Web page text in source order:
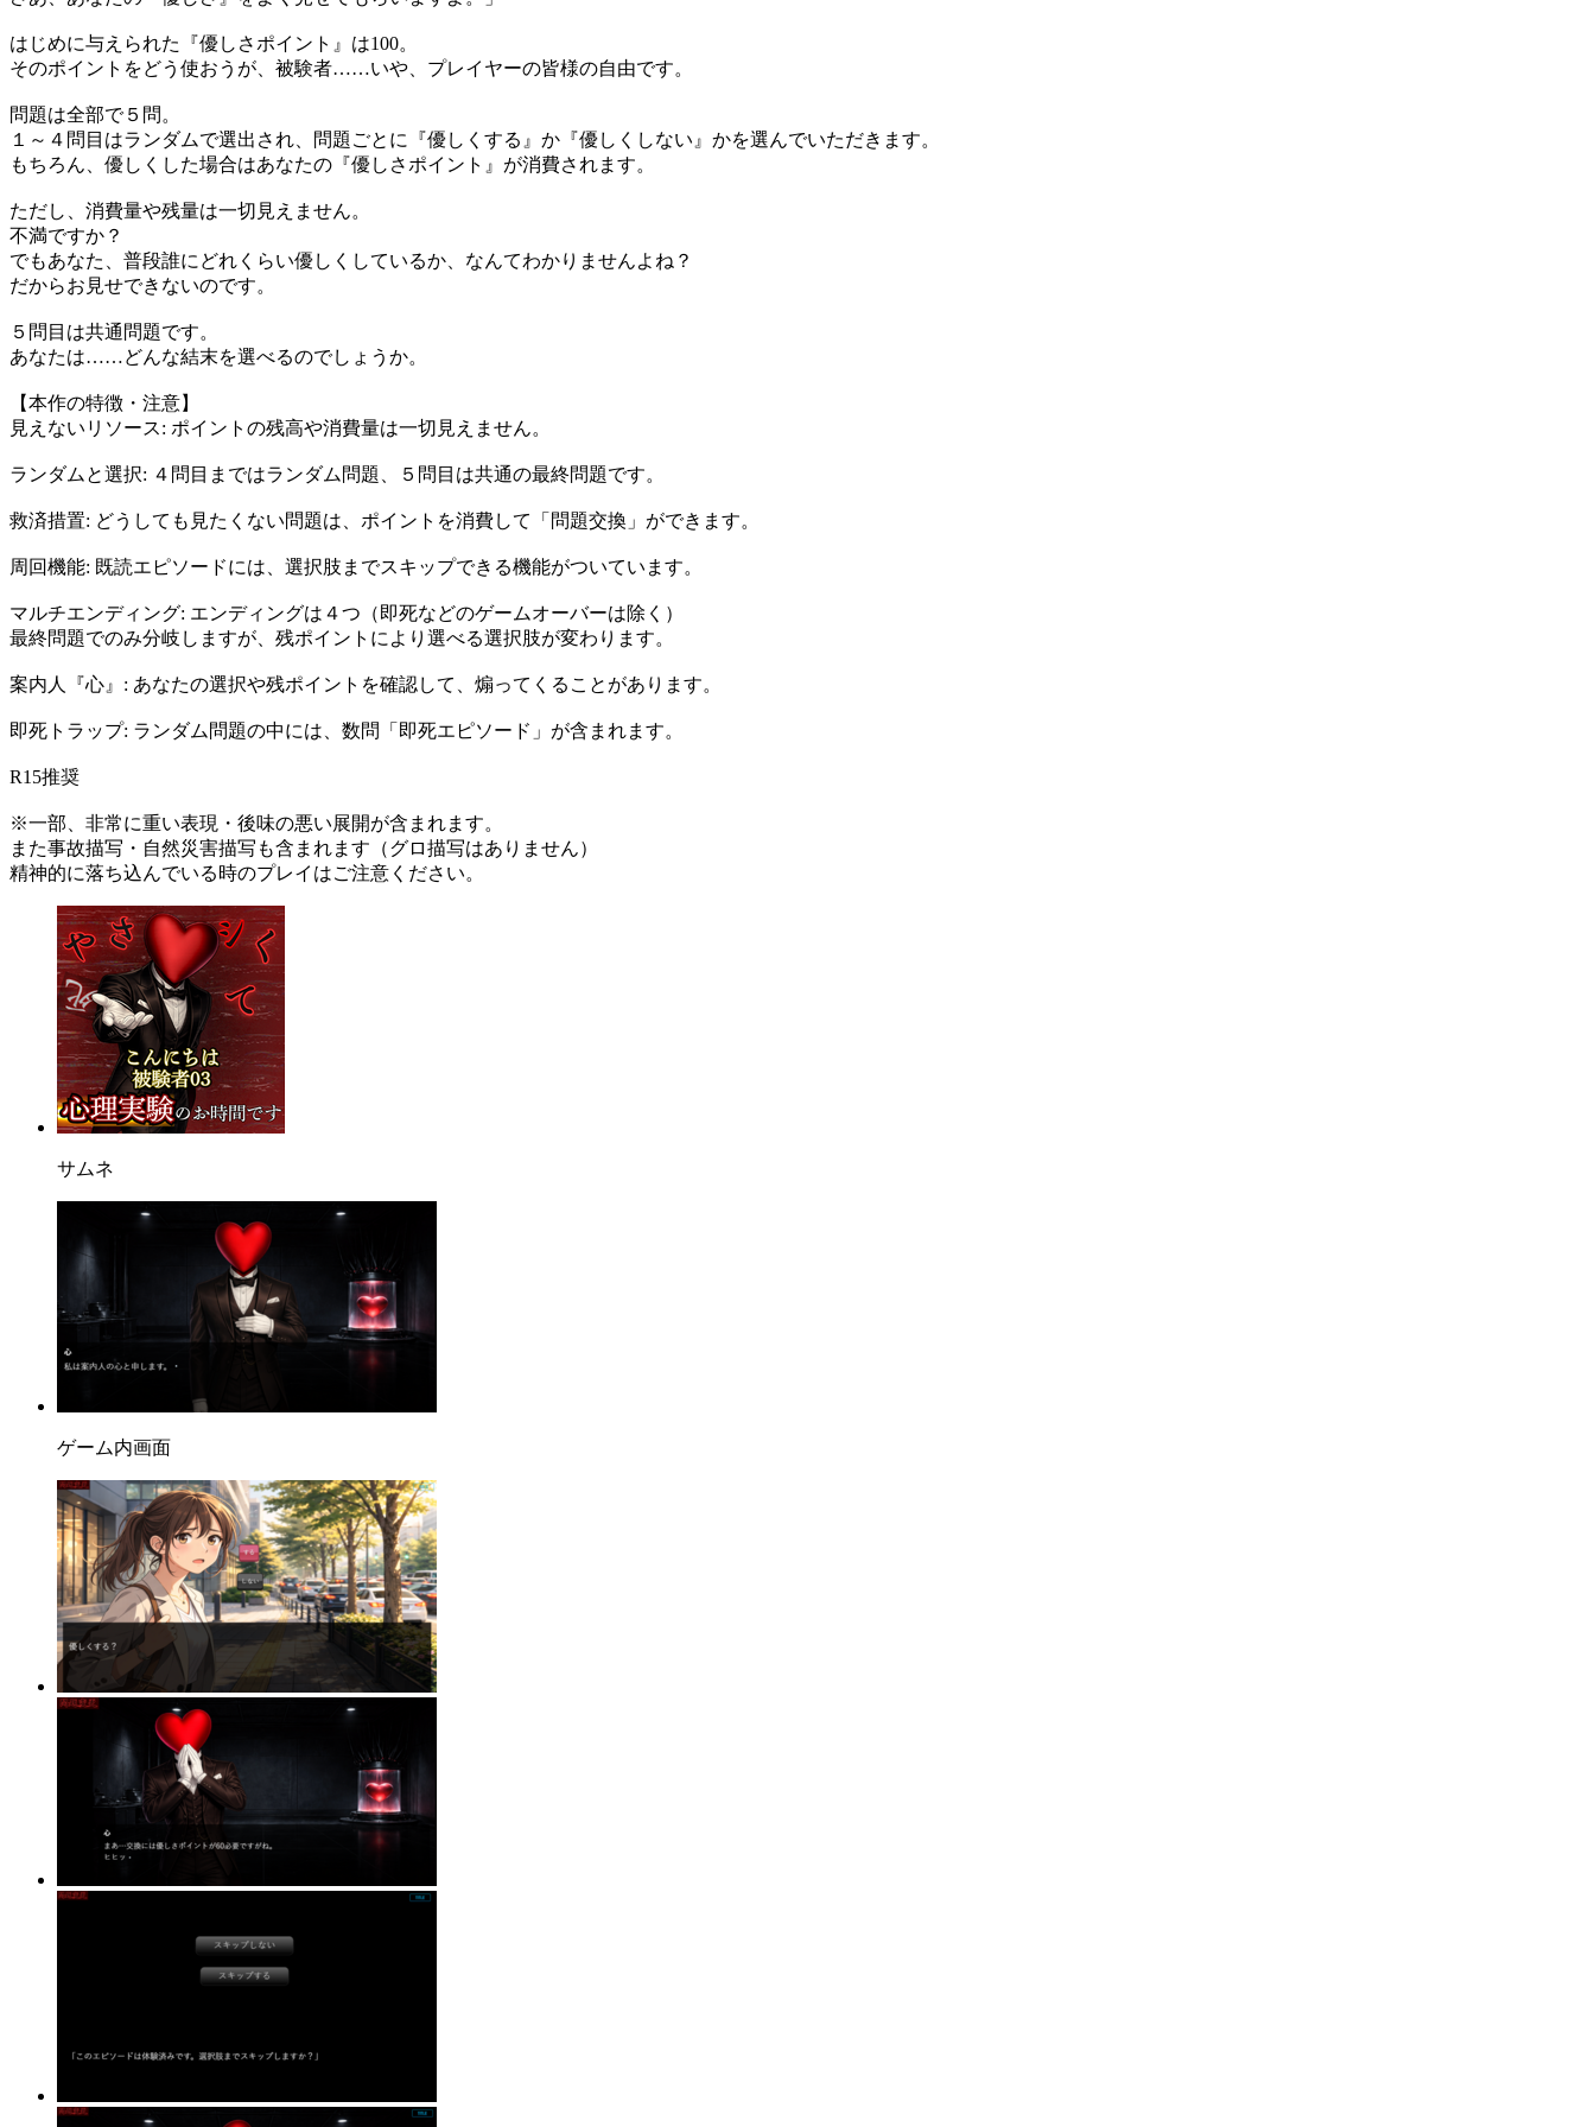
はじめに与えられた『優しさポイント』は100。
そのポイントをどう使おうが、被験者……いや、プレイヤーの皆様の自由です。
問題は全部で５問。
１～４問目はランダムで選出され、問題ごとに『優しくする』か『優しくしない』かを選んでいただきます。
もちろん、優しくした場合はあなたの『優しさポイント』が消費されます。
ただし、消費量や残量は一切見えません。
不満ですか？
でもあなた、普段誰にどれくらい優しくしているか、なんてわかりませんよね？
だからお見せできないのです。
５問目は共通問題です。
あなたは……どんな結末を選べるのでしょうか。
【本作の特徴・注意】
見えないリソース: ポイントの残高や消費量は一切見えません。
ランダムと選択: ４問目まではランダム問題、５問目は共通の最終問題です。
救済措置: どうしても見たくない問題は、ポイントを消費して「問題交換」ができます。
周回機能: 既読エピソードには、選択肢までスキップできる機能がついています。
マルチエンディング: エンディングは４つ（即死などのゲームオーバーは除く）
最終問題でのみ分岐しますが、残ポイントにより選べる選択肢が変わります。
案内人『心』: あなたの選択や残ポイントを確認して、煽ってくることがあります。
即死トラップ: ランダム問題の中には、数問「即死エピソード」が含まれます。
R15推奨
※一部、非常に重い表現・後味の悪い展開が含まれます。
また事故描写・自然災害描写も含まれます（グロ描写はありません）
精神的に落ち込んでいる時のプレイはご注意ください。
サムネ
ゲーム内画面